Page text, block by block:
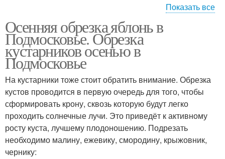
Дерева в подмосковье
Показать все
Осенняя обрезка яблонь в
Подмосковье. Обрезка
кустарников осенью в
Подмосковье
На кустарники тоже стоит обратить внимание. Обрезка
кустов проводится в первую очередь для того, чтобы
сформировать крону, сквозь которую будут легко
проходить солнечные лучи. Это приведёт к активному
росту куста, лучшему плодоношению. Подрезать
необходимо малину, ежевику, смородину, крыжовник,
чернику: